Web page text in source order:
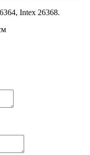
Intex 26368.